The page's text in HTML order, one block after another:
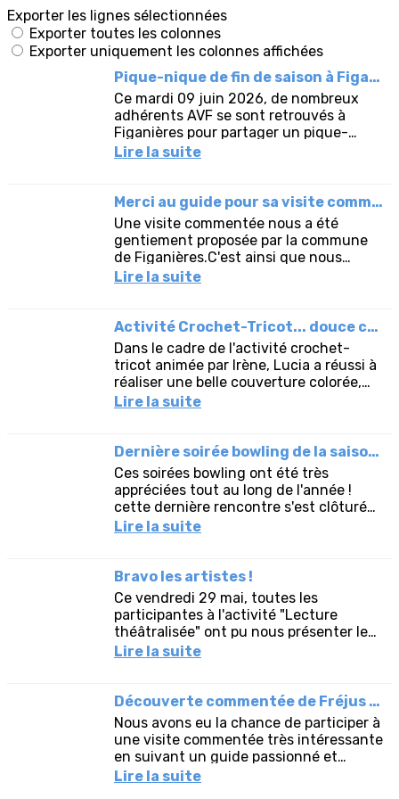
Exporter les lignes sélectionnées
Exporter toutes les colonnes
Exporter uniquement les colonnes affichées
Pique-nique de fin de saison à Figanières
Ce mardi 09 juin 2026, de nombreux
adhérents AVF se sont retrouvés à
Figanières pour partager un pique-
nique sous la forme "auberge
Lire la suite
Merci au guide pour sa visite commentée à Figanières
Une visite commentée nous a été
gentiement proposée par la commune
de Figanières.C'est ainsi que nous
avons pu découvrir :le circuit du
Lire la suite
Activité Crochet-Tricot... douce couverture...
Dans le cadre de l'activité crochet-
tricot animée par Irène, Lucia a réussi à
réaliser une belle couverture colorée,
très appréciée de son chat !
Lire la suite
Dernière soirée bowling de la saison 2025 2026
Ces soirées bowling ont été très
appréciées tout au long de l'année !
cette dernière rencontre s'est clôturée
par un apéritif pris en toute convivialité
Lire la suite
Bravo les artistes !
Ce vendredi 29 mai, toutes les
participantes à l'activité "Lecture
théâtralisée" ont pu nous présenter leur
travail effectué tout au long de cette
Lire la suite
Découverte commentée de Fréjus ville historique
Nous avons eu la chance de participer à
une visite commentée très intéressante
en suivant un guide passionné et
dynamique : découverte des
Lire la suite